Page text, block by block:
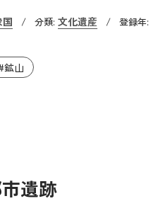
シコ内陸部の1,400km区間の
産に登録されています。16
のルートは主にメキシコの
らヨーロッパへ運ばれた銀
を与え、インフレの要因に
国 / 分類: 文化遺産 / 登録年:
鉱山
遺跡